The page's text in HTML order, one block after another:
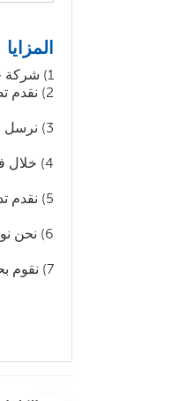
المزايا
1) شركة جولونج توقع اتفاقية خدمة ما بعد البيع طويلة الأجل مع العملاء.
2) نقدم تصميمًا منطقيًا وعمليًا وفقًا لطلبات العملاء.
3) نرسل مهندسين لتجميع واختبار الآلة خلال الفترة المتفق عليها في العقد.
4) خلال فترة الضمان، نقدم خدمة إصلاح مجانية في حالة ظهور مشاكل في الجودة.
5) نقدم تدريباً مجانياً على التشغيل والصيانة للعملاء.
6) نحن نوفر ملحقات عالية الجودة بأسعار منخفضة.
7) نقوم بحفظ ملفات العملاء بشكل ممتاز لخدمة المتابعة طويلة الأمد.